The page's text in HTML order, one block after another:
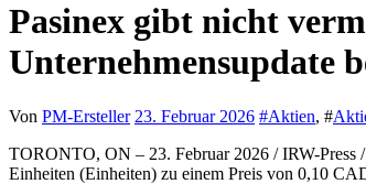
Pasinex gibt nicht
Unternehmensupdate
Von PM-Ersteller 23. Februar 2026 #Aktien, #
TORONTO, ON – 23. Februar 2026 / IRW-Press
Einheiten (Einheiten) zu einem Preis von 0,10